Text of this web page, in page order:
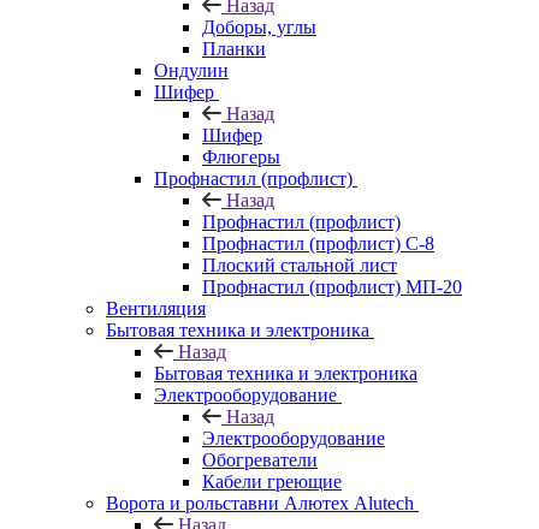
Назад
Доборы, углы
Планки
Ондулин
Шифер
Назад
Шифер
Флюгеры
Профнастил (профлист)
Назад
Профнастил (профлист)
Профнастил (профлист) С-8
Плоский стальной лист
Профнастил (профлист) МП-20
Вентиляция
Бытовая техника и электроника
Назад
Бытовая техника и электроника
Электрооборудование
Назад
Электрооборудование
Обогреватели
Кабели греющие
Ворота и рольставни Алютех Alutech
Назад